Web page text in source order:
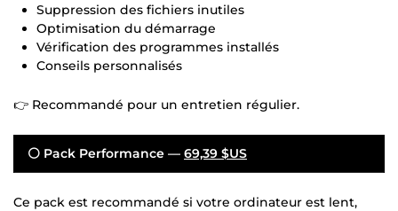
Suppression des fichiers inutiles
Optimisation du démarrage
Vérification des programmes installés
Conseils personnalisés
👉 Recommandé pour un entretien régulier.
⚪ Pack Performance — 69,39 $US
Ce pack est recommandé si votre ordinateur est lent,